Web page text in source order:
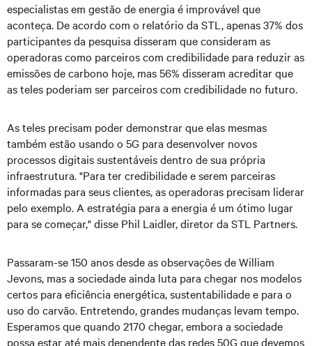
especialistas em gestão de energia é improvável que
aconteça. De acordo com o relatório da STL, apenas 37% dos
participantes da pesquisa disseram que consideram as
operadoras como parceiros com credibilidade para reduzir as
emissões de carbono hoje, mas 56% disseram acreditar que
as teles poderiam ser parceiros com credibilidade no futuro.
As teles precisam poder demonstrar que elas mesmas
também estão usando o 5G para desenvolver novos
processos digitais sustentáveis dentro de sua própria
infraestrutura. "Para ter credibilidade e serem parceiras
informadas para seus clientes, as operadoras precisam liderar
pelo exemplo. A estratégia para a energia é um ótimo lugar
para se começar," disse Phil Laidler, diretor da STL Partners.
Passaram-se 150 anos desde as observações de William
Jevons, mas a sociedade ainda luta para chegar nos modelos
certos para eficiência energética, sustentabilidade e para o
uso do carvão. Entretendo, grandes mudanças levam tempo.
Esperamos que quando 2170 chegar, embora a sociedade
possa estar até mais dependente das redes 50G que devemos